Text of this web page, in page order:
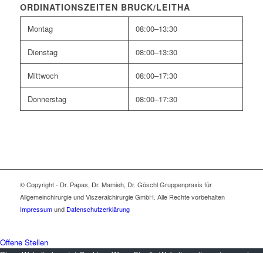
ORDINATIONSZEITEN BRUCK/LEITHA
Montag 08:00–13:30
Dienstag 08:00–13:30
Mittwoch 08:00–17:30
Donnerstag 08:00–17:30
© Copyright - Dr. Papas, Dr. Mamieh, Dr. Göschl Gruppenpraxis für
Allgemeinchirurgie und Viszeralchirurgie GmbH. Alle Rechte vorbehalten
Impressumund Datenschutzerklärung
Offene Stellen